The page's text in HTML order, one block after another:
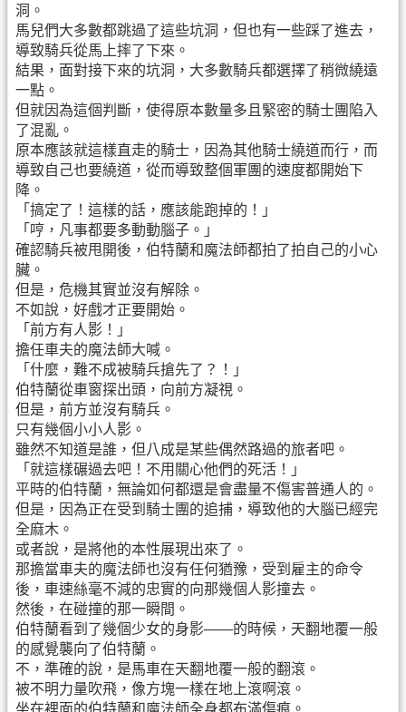
洞。
馬兒們大多數都跳過了這些坑洞，但也有一些踩了進去，
導致騎兵從馬上摔了下來。
結果，面對接下來的坑洞，大多數騎兵都選擇了稍微繞遠
一點。
但就因為這個判斷，使得原本數量多且緊密的騎士團陷入
了混亂。
原本應該就這樣直走的騎士，因為其他騎士繞道而行，而
導致自己也要繞道，從而導致整個軍團的速度都開始下
降。
「搞定了！這樣的話，應該能跑掉的！」
「哼，凡事都要多動動腦子。」
確認騎兵被甩開後，伯特蘭和魔法師都拍了拍自己的小心
臟。
但是，危機其實並沒有解除。
不如說，好戲才正要開始。
「前方有人影！」
擔任車夫的魔法師大喊。
「什麼，難不成被騎兵搶先了？！」
伯特蘭從車窗探出頭，向前方凝視。
但是，前方並沒有騎兵。
只有幾個小小人影。
雖然不知道是誰，但八成是某些偶然路過的旅者吧。
「就這樣碾過去吧！不用關心他們的死活！」
平時的伯特蘭，無論如何都還是會盡量不傷害普通人的。
但是，因為正在受到騎士團的追捕，導致他的大腦已經完
全麻木。
或者說，是將他的本性展現出來了。
那擔當車夫的魔法師也沒有任何猶豫，受到雇主的命令
後，車速絲毫不減的忠實的向那幾個人影撞去。
然後，在碰撞的那一瞬間。
伯特蘭看到了幾個少女的身影——的時候，天翻地覆一般
的感覺襲向了伯特蘭。
不，準確的說，是馬車在天翻地覆一般的翻滾。
被不明力量吹飛，像方塊一樣在地上滾啊滾。